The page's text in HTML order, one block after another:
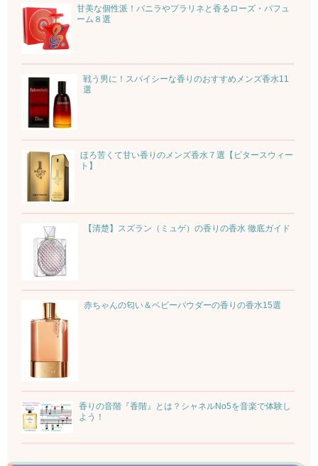
甘美な個性派！バニラやプラリネと香るローズ・パフュ
ーム８選
戦う男に！スパイシーな香りのおすすめメンズ香水11
選
ほろ苦くて甘い香りのメンズ香水７選【ビタースウィー
ト】
【清楚】スズラン（ミュゲ）の香りの香水 徹底ガイド
赤ちゃんの匂い＆ベビーパウダーの香りの香水15選
香りの音階『香階』とは？シャネルNo5を音楽で体験し
よう！